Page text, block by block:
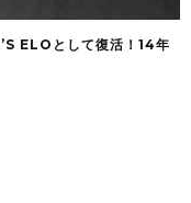
ELOとして復活！14年